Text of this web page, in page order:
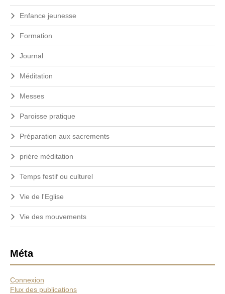
Enfance jeunesse
Formation
Journal
Méditation
Messes
Paroisse pratique
Préparation aux sacrements
prière méditation
Temps festif ou culturel
Vie de l'Eglise
Vie des mouvements
Méta
Connexion
Flux des publications